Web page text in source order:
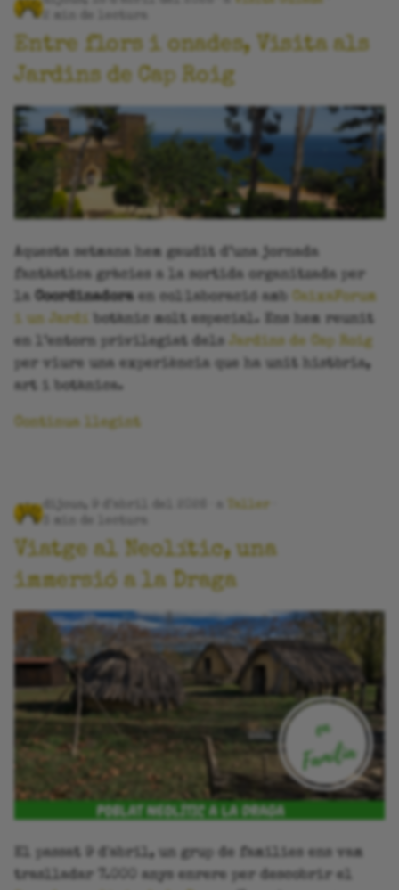
2 min de lectura
Entre flors i onades, Visita als
Jardins de Cap Roig
Aquesta setmana hem gaudit d’una jornada
fantàstica gràcies a la sortida organitzada per
la Coordinadora en col·laboració amb
CaixaForum
i un Jardí
botànic molt especial. Ens hem reunit
en l’entorn privilegiat dels
Jardins de Cap Roig
per viure una experiència que ha unit història,
art i botànica.
Continua llegint
dijous, 9 d’abril del 2026
3 min de lectura
Viatge al Neolític, una
immersió a la Draga
El passat 9 d'abril, un grup de families ens vam
traslladar 7.000 anys enrere per descobrir el